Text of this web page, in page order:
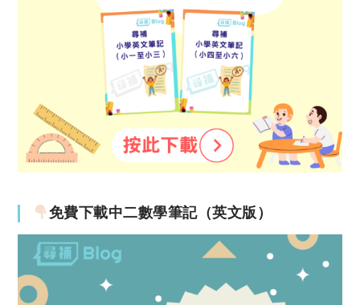
免費下載中二數學筆記（英文版）